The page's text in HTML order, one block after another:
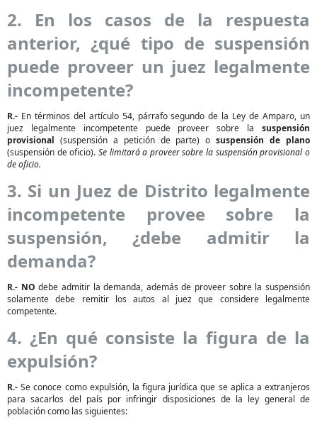
2. En los casos de la respuesta
anterior, ¿qué tipo de suspensión
puede proveer un juez legalmente
incompetente?
R.- En términos del artículo 54, párrafo segundo de la Ley de Amparo, un
juez legalmente incompetente puede proveer sobre la suspensión
provisional (suspensión a petición de parte) osuspensión de plano
(suspensión de oficio). Se limitará a proveer sobre la suspensión provisional o
de oficio.
3. Si un Juez de Distrito legalmente
incompetente provee sobre la
suspensión, ¿debe admitir la
demanda?
R.- NO debe admitir la demanda, además de proveer sobre la suspensión
solamente debe remitir los autos al juez que considere legalmente
competente.
4. ¿En qué consiste la figura de la
expulsión?
R.- Se conoce como expulsión, la figura jurídica que se aplica a extranjeros
para sacarlos del país por infringir disposiciones de la ley general de
población como las siguientes: